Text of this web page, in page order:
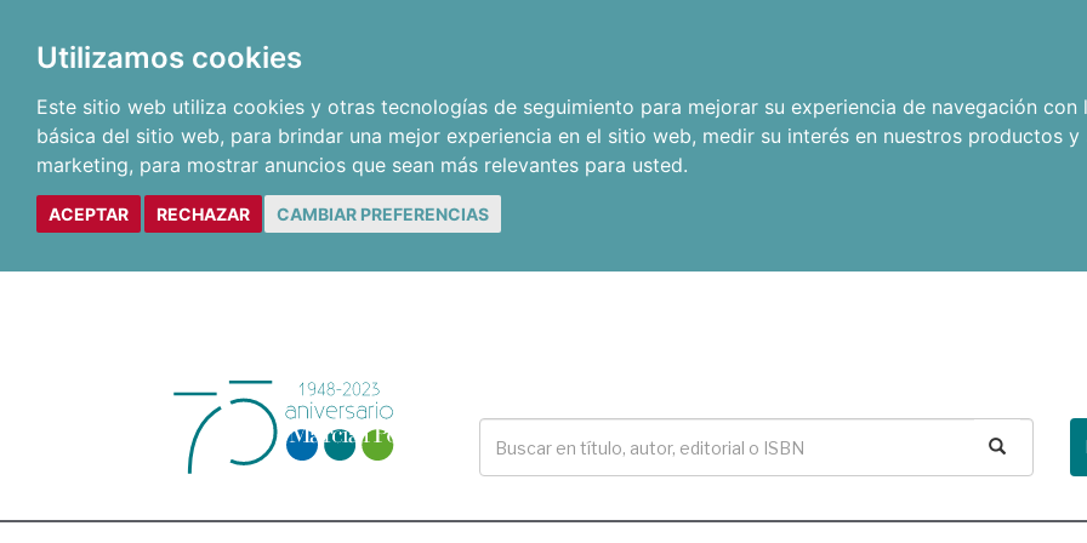
Utilizamos cookies
Este sitio web utiliza cookies y otras tecnologías de seguimiento para mejorar su experiencia de navegación
básica del sitio web, para brindar una mejor experiencia en el sitio web, medir su interés en nuestros productos
marketing, para mostrar anuncios que sean más relevantes para usted.
ACEPTAR RECHAZAR CAMBIAR PREFERENCIAS